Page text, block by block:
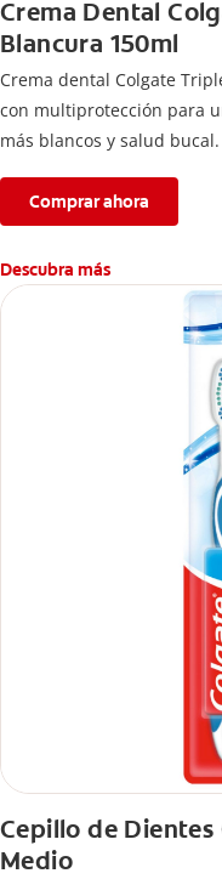
Crema Dental
Blancura 150ml
Crema dental Colgate
con multiprotección para
más blancos y salud bucal.
Comprar ahora
Descubra más
Cepillo de
Medio